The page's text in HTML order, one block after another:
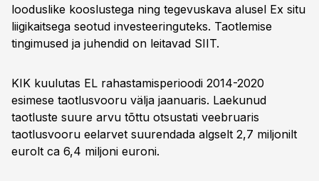
looduslike kooslustega ning tegevuskava alusel Ex situ
liigikaitsega seotud investeeringuteks. Taotlemise
tingimused ja juhendid on leitavad SIIT.
KIK kuulutas EL rahastamisperioodi 2014-2020
esimese taotlusvooru välja jaanuaris. Laekunud
taotluste suure arvu tõttu otsustati veebruaris
taotlusvooru eelarvet suurendada algselt 2,7 miljonilt
eurolt ca 6,4 miljoni euroni.